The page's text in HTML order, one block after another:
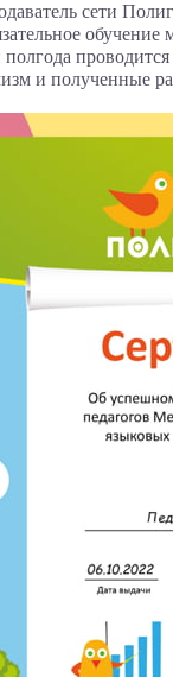
сети
проводится
и полученные